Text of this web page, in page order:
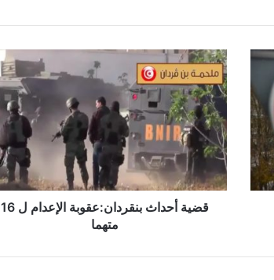
قضية
أحداث
بنقردان:عقوبة
الإعدام
ل
16
متهما
قضية أحداث بنقردان:عقوبة الإعدام ل 16
متهما